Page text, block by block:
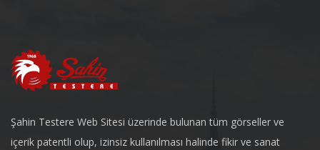
Şahin Testere Web Sitesi üzerinde bulunan tüm görseller ve
içerik patentli olup, izinsiz kullanılması halinde fikir ve sanat